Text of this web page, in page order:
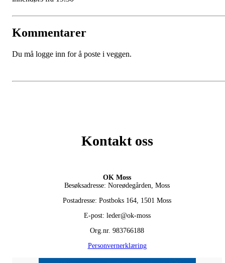
Kommentarer
Du må logge inn for å poste i veggen.
Kontakt oss
OK Moss
Besøksadresse: Noreødegården, Moss
Postadresse: Postboks 164, 1501 Moss
E-post: leder@ok-moss
Org.nr. 983766188
Personvernerklæring